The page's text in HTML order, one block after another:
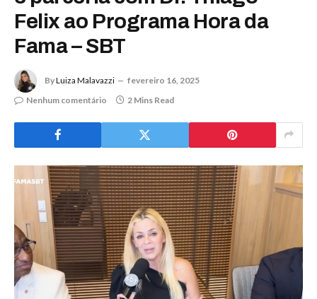
Felix ao Programa Hora da
Fama – SBT
ByLuiza Malavazzi
fevereiro 16, 2025
Nenhum comentário
2 Mins Read